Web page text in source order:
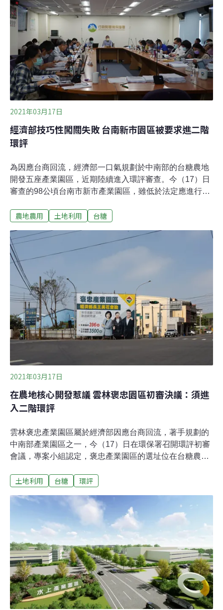
34 座救旱井支援用水，盼能對旱情有所幫助，也透過節水
及水井支援等作為，共度旱情。
2021年03月17日
經濟部技巧性闖關失敗 台南新市園區被要求進二階
環評
為因應台商回流，經濟部一口氣規劃於中南部的台糖農地
開發五座產業園區，近期陸續進入環評審查。今（17）日
審查的98公頃台南市新市產業園區，雖低於法定應進行二
有重大影響，決議須進入二階環評，該決議將再交由環評
園區98.5公頃經濟部為解決台商回流產業缺地，分別規劃
雲林褒忠產業園區、嘉義水上產業園區、嘉義中埔產業園
區、台南新市產業園區以及北高雄產業園區，合計約425
公頃，力拚年底前開放業者進駐。《環評法》規定，新闢
100公頃以上產業園區，須進行較詳盡的二階環評。而經
濟部規畫的雲林褒忠產業園區99.25公頃、嘉義水上產業園
區99.41公頃、台南新市產業園區98.5公頃，遭環委質疑有
迴避二階環評之嫌。台南新市產業園區位於國道八號新化
系統南北兩側，現地為種植甘蔗的台糖番仔寮農場，嘉南
農地農用 土地利用 台糖
2021年03月17日
在農地核心開發惹議 雲林褒忠園區初審決議：須進
入二階環評
雲林褒忠產業園區屬於經濟部因應台商回流，著手規劃的
中南部產業園區之一，今（17）日在環保署召開環評初審
會議，專案小組認定，褒忠產業園區的選址位在台糖農業
入第二階段環評。因應台商回流 五大產業園區接力闖關行
南部產業園區開發方案」，由經濟部工業局規劃，並與台
糖公司合作開發，預計兩年內興建五座園區，分別是嘉義
中埔、嘉義水上、雲林褒忠、台南新市和高雄岡山（北高
雄），近期陸續進入環評階段。環保署上週先後針對嘉義
中埔、嘉義水上兩產業園區展開初審，兩案都決議補正再
審。
土地利用 台糖 環評